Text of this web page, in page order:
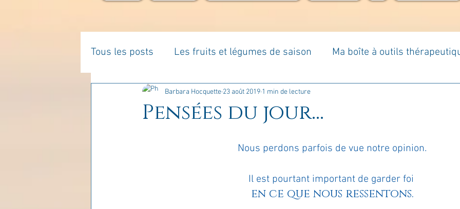
Tous les posts Les fruits et légumes de saison Ma boîte à outils
La parentalité De vous à moi... Rome : voyage
Votre communauté C'est mon histoire
Pensées du jour...
Barbara Hocquette 23 août 2019 1 min de lecture
Nous perdons parfois de vue notre opinion.
Il est pourtant important de garder foi
en ce que nous ressentons.